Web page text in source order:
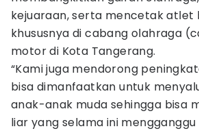
kejuaraan, serta mencetak atlet
khususnya di cabang olahraga
motor di Kota Tangerang.
“Kami juga mendorong
bisa dimanfaatkan untuk
anak-anak muda sehingga bisa
liar yang selama ini